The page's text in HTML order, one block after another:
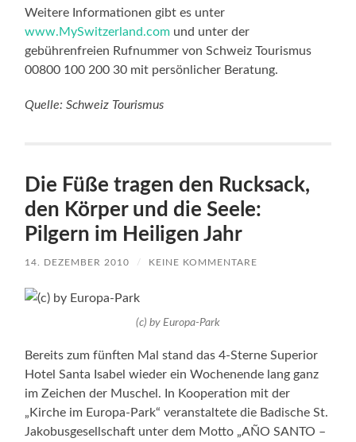
Weitere Informationen gibt es unter
www.MySwitzerland.com und unter der
gebührenfreien Rufnummer von Schweiz Tourismus
00800 100 200 30 mit persönlicher Beratung.
Quelle: Schweiz Tourismus
Die Füße tragen den Rucksack,
den Körper und die Seele:
Pilgern im Heiligen Jahr
14. DEZEMBER 2010 / KEINE KOMMENTARE
(c) by Europa-Park
Bereits zum fünften Mal stand das 4-Sterne Superior
Hotel Santa Isabel wieder ein Wochenende lang ganz
im Zeichen der Muschel. In Kooperation mit der
„Kirche im Europa-Park“ veranstaltete die Badische St.
Jakobusgesellschaft unter dem Motto „AÑO SANTO –